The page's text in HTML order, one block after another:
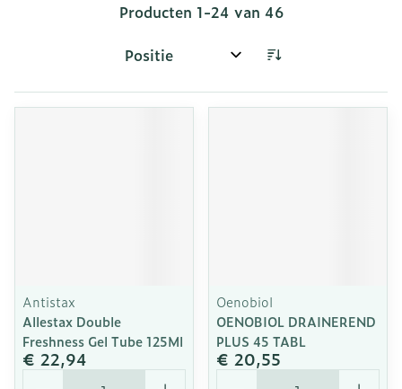
Producten 1-24 van 46
Sorteer op:
Antistax
Allestax Double
Freshness Gel Tube 125Ml
€ 22,94
Aantal
Oenobiol
OENOBIOL DRAINEREND
PLUS 45 TABL
€ 20,55
Aantal